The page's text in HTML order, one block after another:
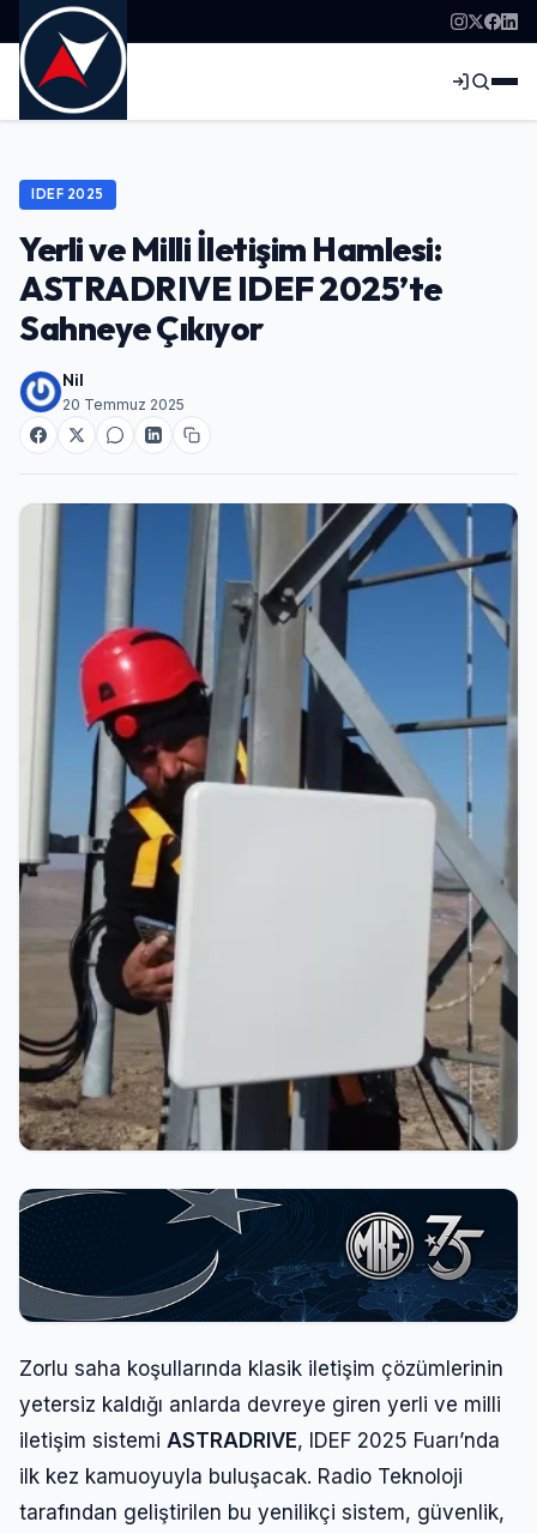
IDEF 2025
Yerli ve Milli İletişim Hamlesi:
ASTRADRIVE IDEF 2025’te
Sahneye Çıkıyor
Nil
20 Temmuz 2025
Zorlu saha koşullarında klasik iletişim çözümlerinin
yetersiz kaldığı anlarda devreye giren yerli ve milli
iletişim sistemi ASTRADRIVE, IDEF 2025 Fuarı’nda
ilk kez kamuoyuyla buluşacak. Radio Teknoloji
tarafından geliştirilen bu yenilikçi sistem, güvenlik,